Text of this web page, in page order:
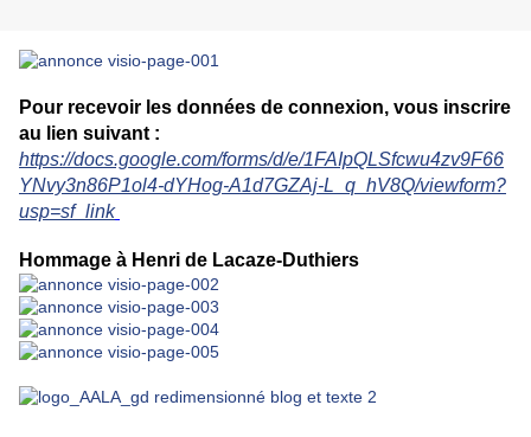
Pour recevoir les données de connexion, vous inscrire
au lien suivant :
https://docs.google.com/forms/d/e/1FAIpQLSfcwu4zv9F66
YNvy3n86P1ol4-dYHog-A1d7GZAj-L_q_hV8Q/viewform?
usp=sf_link
Hommage à Henri de Lacaze-Duthiers